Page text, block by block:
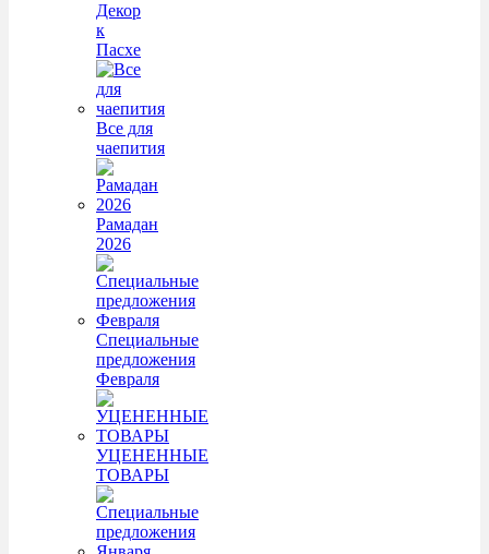
Декор
к
Пасхе
Все для
чаепития
Рамадан
2026
Специальные
предложения
Февраля
УЦЕНЕННЫЕ
ТОВАРЫ